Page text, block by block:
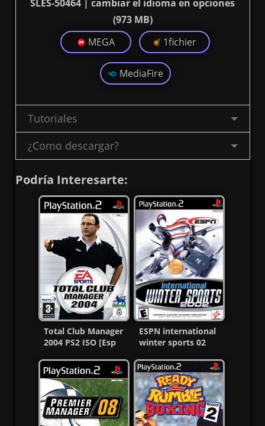
SLES-50464 | cambiar el idioma en opciones
(973 MB)
MEGA
1fichier
MediaFire
Tutoriales
¿Como descargar?
Podría Interesarte:
Total Club Manager
2004 PS2 ISO [Esp
ESPN international
winter sports 02
MF